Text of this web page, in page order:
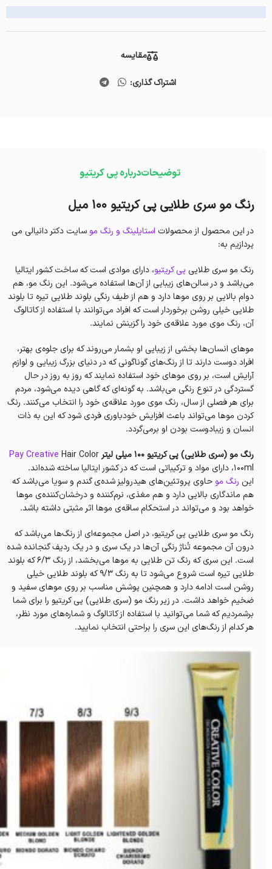
مقایسه
اشتراک گذاری:
توضیحاتدرباره پی کریتیو
رنگ مو سری طلایی پی کریتیو 100 میل
در این محصول از محصولات استایلینگ و رنگ مو سایت دکتر دانیالی می
پردازیم به:
رنگ مو سری طلایی پی کریتیو، دارای موادی است که ساخت کشور ایتالیا
می‌باشد و در سالن‌های زیبایی از آن‌ها استفاده می‌شود. این رنگ‌ مو، هم
دوام بالایی بر روی موها دارد و هم از طیف رنگی بلوند طلایی تیره تا بلوند
طلایی خیلی روشن برخوردار است که افراد می‌توانند با استفاده از کاتالوگ
آن، رنگ موی مورد علاقه‌ی خود را گزینش نمایند.
موهای انسان‌ها بخشی از زیبایی او بشمار می‌روند که برای جلوه‌ی بهتر،
افراد دوست دارند تا از رنگ‌های گوناگونی که در دنیای بزرگ زیبایی‌ و لوازم
آرایش است، بر‌ روی موهای خود استفاده نمایند که روز به روز در حال
گستردگی در تنوع رنگی می‌باشد. به گونه‌ای که گاهی دیده می‌شود، مردم
برای هر فصلی از سال، رنگ موی مورد علاقه‌ی خود را انتخاب می‌کنند. رنگ
کردن موها می‌تواند باعث‌ افزایش‌ خودباوری فردی شود که این به ذات
انسان و زیبادوست بودن او برمی‌گردد.
رنگ مو (سری طلایی) پی کریتیو 100 میلی لیتر
Pay Creative Hair Color
100ml، دارای مواد و ترکیباتی است که در کشور ایتالیا ساخته شده‌اند.
این رنگ مو حاوی پروتئین‌های هیدرولیز شده‌ی گندم و سویا می‌باشد که
هم ماندگاری بالایی دارد و هم مغذی، نرم‌کننده و درخشان‌کننده‌ی موها
خواهد بود و می‌تواند در استحکام ساقه‌ی موها اثر مثبتی داشته باشد.
رنگ مو سری طلایی پی کریتیو، در اصل مجموعه‌ای از رنگ‌ها می‌باشد که
درون آن مجموعه تُناژ رنگی آن‌ها در یک سری و در یک ردیف گنجانده شده
است. این سری که رنگ‌ تن طلایی به موها می‌بخشد، از رنگ ۶/۳ که بلوند
طلایی تیره است شروع می‌شود تا به رنگ ۹/۳ که بلوند طلایی خیلی
روشن است ادامه دارد و همچنین پوشش مناسب بر روی موهای سفید و
ضخیم خواهد داشت. در زیر رنگ مو (سری طلایی) پی کریتیو را برای شما
برشمردیم که شما می‌توانید با استفاده از کاتالوگ و شماره‌های مورد نظر،
هر کدام از رنگ‌های این سری را براحتی انتخاب نمایید.